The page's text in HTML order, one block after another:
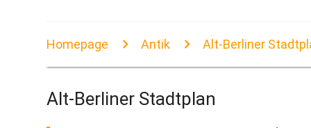
Homepage Antik Alt-Berliner
Alt-Berliner Stadtplan